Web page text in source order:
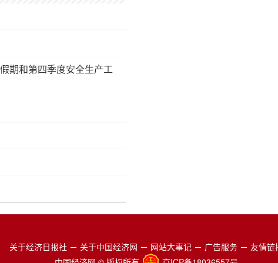
期和第四季度安全生产工
关于经济日报社 － 关于中国经济网 － 网站大事记 － 广告服务 － 友情链